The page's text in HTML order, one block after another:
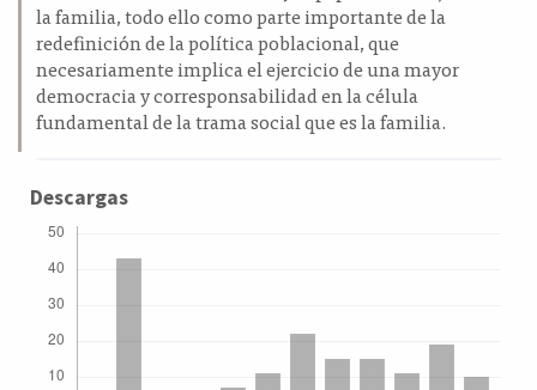
la familia, todo ello como parte importante de la
redefinición de la política poblacional, que
necesariamente implica el ejercicio de una mayor
democracia y corresponsabilidad en la célula
fundamental de la trama social que es la familia.
Descargas